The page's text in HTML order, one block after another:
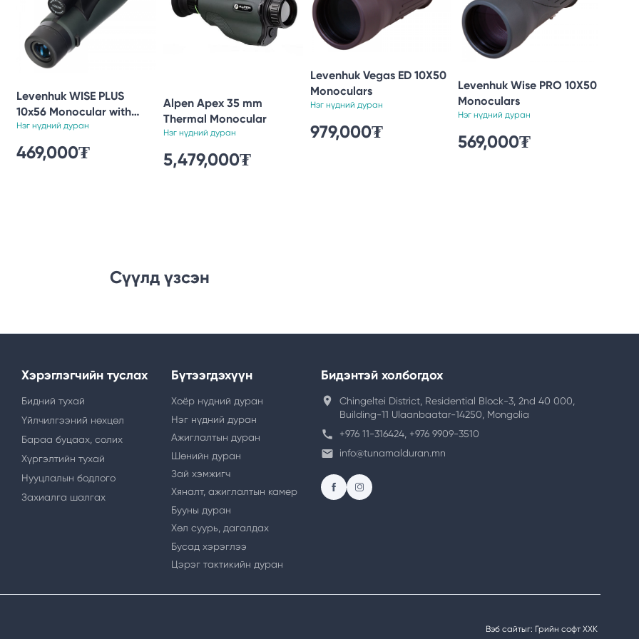
Levenhuk WISE PLUS
10x56 Monocular with
Reticle
Нэг нүдний дуран
469,000₮
Alpen Apex 35 mm
Thermal Monocular
Нэг нүдний дуран
5,479,000₮
Levenhuk Vegas ED 10X50
Monoculars
Нэг нүдний дуран
979,000₮
Levenhuk Wise PRO 10X50
Monoculars
Нэг нүдний дуран
569,000₮
Сүүлд үзсэн
Хэрэглэгчийн туслах
Бидний тухай
Үйлчилгээний нөхцөл
Бараа буцаах, солих
Хүргэлтийн тухай
Нууцлалын бодлого
Захиалга шалгах
Бүтээгдэхүүн
Хоёр нүдний дуран
Нэг нүдний дуран
Ажиглалтын дуран
Шөнийн дуран
Зай хэмжигч
Хяналт, ажиглалтын камер
Бууны дуран
Хөл суурь, дагалдах
Бусад хэрэглээ
Цэрэг тактикийн дуран
Бидэнтэй холбогдох
location_on
Chingeltei District, Residential Block-3, 2nd 40 000,
Building-11 Ulaanbaatar-14250, Mongolia
call +976 11-316424, +976 9909-3510
email info@tunamalduran.mn
Вэб сайтыг: Грийн софт ХХК